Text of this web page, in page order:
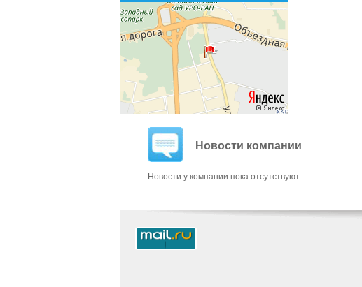
Новости компании
Новости у компании пока отсутствуют.